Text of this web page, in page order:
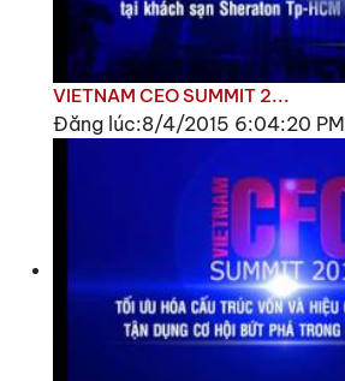
VIETNAM CEO SUMMIT 2...
Đăng lúc:8/4/2015 6:04:20 PM